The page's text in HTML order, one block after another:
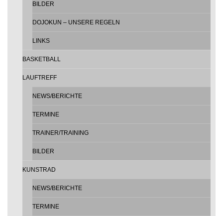
BILDER
DOJOKUN – UNSERE REGELN
LINKS
BASKETBALL
LAUFTREFF
NEWS/BERICHTE
TERMINE
TRAINER/TRAINING
BILDER
KUNSTRAD
NEWS/BERICHTE
TERMINE